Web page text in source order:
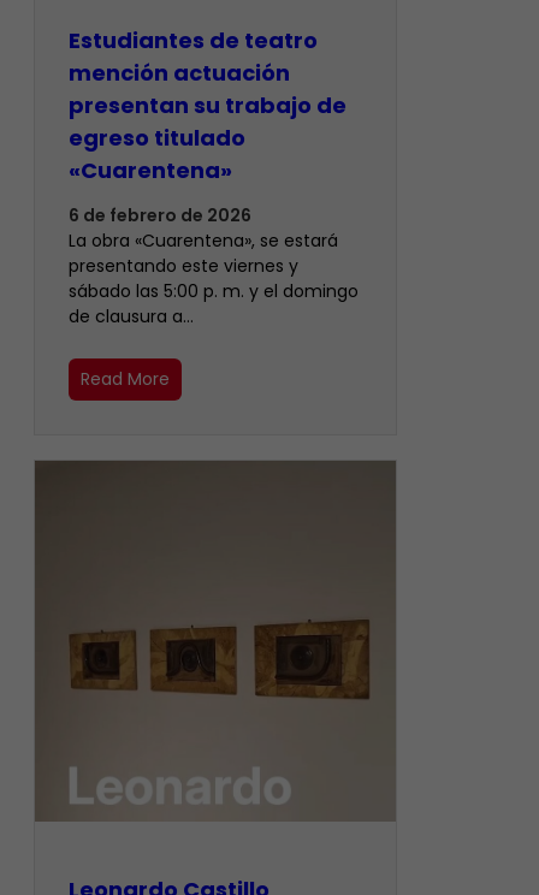
​Estudiantes de teatro
mención actuación
presentan su trabajo de
egreso titulado
«Cuarentena»
6 de febrero de 2026
La obra «Cuarentena», se estará
presentando este viernes y
sábado las 5:00 p. m. y el domingo
de clausura a…
Read More